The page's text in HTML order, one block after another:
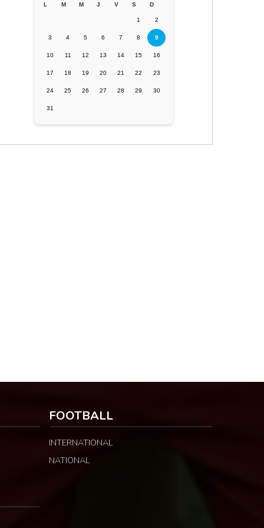
L M M J V S D
1 2
3 4 5 6 7 8 9
10 11 12 13 14 15 16
17 18 19 20 21 22 23
24 25 26 27 28 29 30
31
FOOTBALL
INTERNATIONAL
NATIONAL